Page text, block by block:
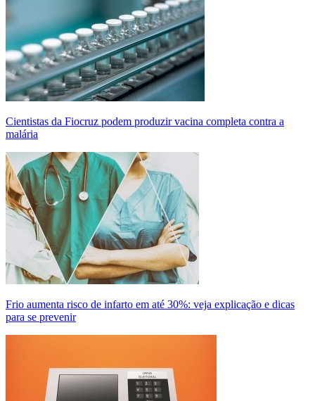
Cientistas da Fiocruz podem produzir vacina completa contra a
malária
Frio aumenta risco de infarto em até 30%: veja explicação e dicas
para se prevenir